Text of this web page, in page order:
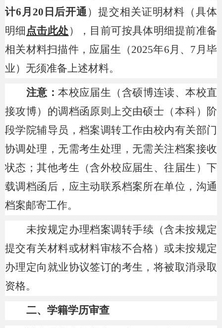
计6月20日后开通）提交相关证明材料（具体
明细 点击此处），目前可按具体明细提前准备
相关材料扫描件，应届生（2025年6月、7月毕
业）无须准备上述材料。
注意：本校应届生（含硕博连读、本校直
接攻博）的调档函原则上交由硕士（本科）阶
段学院辅导员，档案调转工作由校内有关部门
协调处理，无需考生处理，无需关注档案接收
状态；其他考生（含外校应届生、往届生）下
载调档函后，应主动联系档案所在单位，沟通
档案邮寄工作。
未按规定办理档案调转手续（含未按规定
提交有关材料或材料审核不合格）或未按规定
办理定向就业协议签订的考生，将被取消录取
资格。
二、学籍学历审查